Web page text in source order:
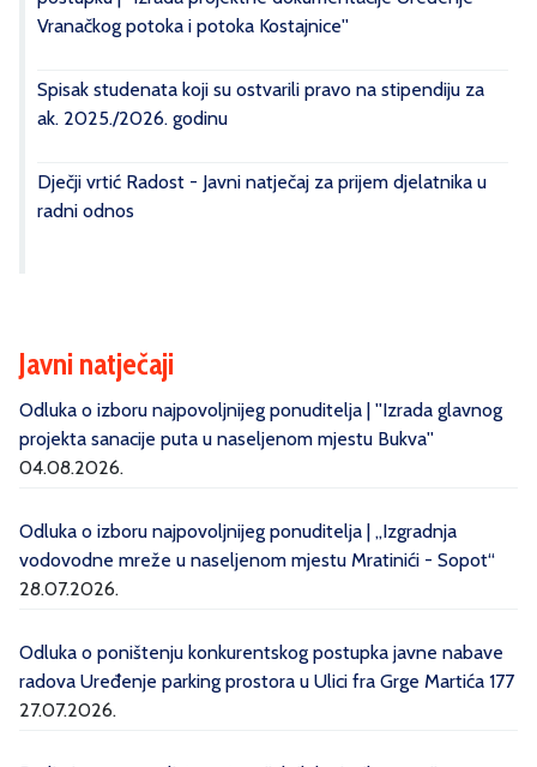
Vranačkog potoka i potoka Kostajnice''
Spisak studenata koji su ostvarili pravo na stipendiju za
ak. 2025./2026. godinu
Dječji vrtić Radost - Javni natječaj za prijem djelatnika u
radni odnos
Javni natječaji
Odluka o izboru najpovoljnijeg ponuditelja | ''Izrada glavnog
projekta sanacije puta u naseljenom mjestu Bukva''
04.08.2026.
Odluka o izboru najpovoljnijeg ponuditelja | „Izgradnja
vodovodne mreže u naseljenom mjestu Mratinići - Sopot“
28.07.2026.
Odluka o poništenju konkurentskog postupka javne nabave
radova Uređenje parking prostora u Ulici fra Grge Martića 177
27.07.2026.